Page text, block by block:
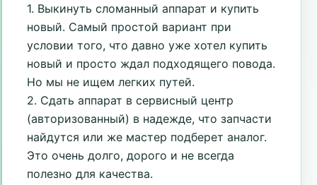
1. Выкинуть сломанный аппарат и купить
новый. Самый простой вариант при
условии того, что давно уже хотел купить
новый и просто ждал подходящего повода.
Но мы не ищем легких путей.
2. Сдать аппарат в сервисный центр
(авторизованный) в надежде, что запчасти
найдутся или же мастер подберет аналог.
Это очень долго, дорого и не всегда
полезно для качества.